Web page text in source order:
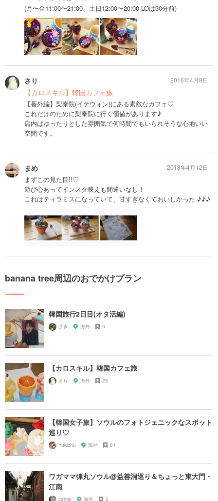
(月〜金11:00〜21:00、土日12:00〜20:00 LOは30分前)
さり
【カロスキル】韓国カフェ旅
【番外編】梨泰院(イテウォン)にある素敵なカフェ♡
これだけのために梨泰院に行く価値があります♪
店内はゆったりとした雰囲気で何時間でもいられそうな心地いい
空間です。
2016年4月8日
まめ
まずこの見た目!!♡
遊び心あってインスタ映えも間違いなし！
これはティラミスになっていて、甘すぎなくておいしかった ♪♪♪
2018年4月12日
banana tree周辺のおでかけプラン
韓国旅行2日目(オタ活編)
さき 海外 0
【カロスキル】韓国カフェ旅
さり 海外 25
【韓国女子旅】ソウルのフォトジェニックなスポット
巡り♡
Yukichu 海外 81
ワガママ弾丸ソウル@益善洞巡り＆ちょっと東大門・
江南
camie 海外 2